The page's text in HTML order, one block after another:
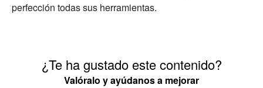
perfección todas sus herramientas.
¿Te ha gustado este contenido?
Valóralo y ayúdanos a mejorar